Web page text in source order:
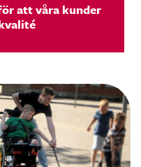
att våra kunder